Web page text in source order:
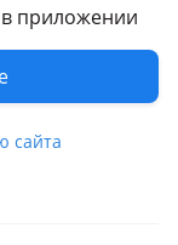
приложении
сайта
металлик
электропакет,